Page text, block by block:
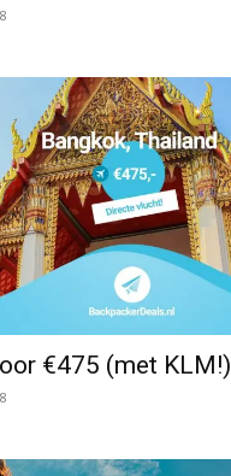
€475 (met KLM!)